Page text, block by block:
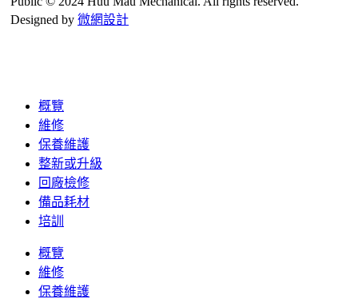
Designed by 微網設計
概覽
維修
保養維護
整新或升級
回廠檢修
備品耗材
培訓
概覽
維修
保養維護